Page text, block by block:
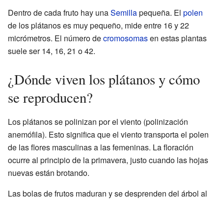
Dentro de cada fruto hay unaSemillapequeña. El polen
de los plátanos es muy pequeño, mide entre 16 y 22
micrómetros. El número decromosomasen estas plantas
suele ser 14, 16, 21 o 42.
¿Dónde viven los plátanos y cómo
se reproducen?
Los plátanos se polinizan por el viento (polinización
anemófila). Esto significa que el viento transporta el polen
de las flores masculinas a las femeninas. La floración
ocurre al principio de la primavera, justo cuando las hojas
nuevas están brotando.
Las bolas de frutos maduran y se desprenden del árbol al